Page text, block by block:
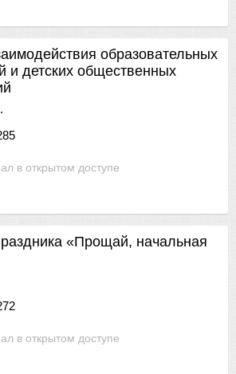
в открытом доступе
образовательных
и детских общественных
в открытом доступе
«Прощай, начальная